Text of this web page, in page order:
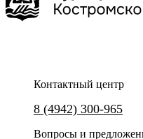
будто замерло, сохранив
Контактный центр
8 (4942) 300-965
Вопросы и